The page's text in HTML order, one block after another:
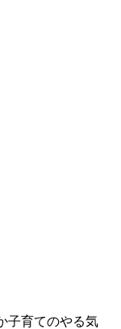
子育てのやる気